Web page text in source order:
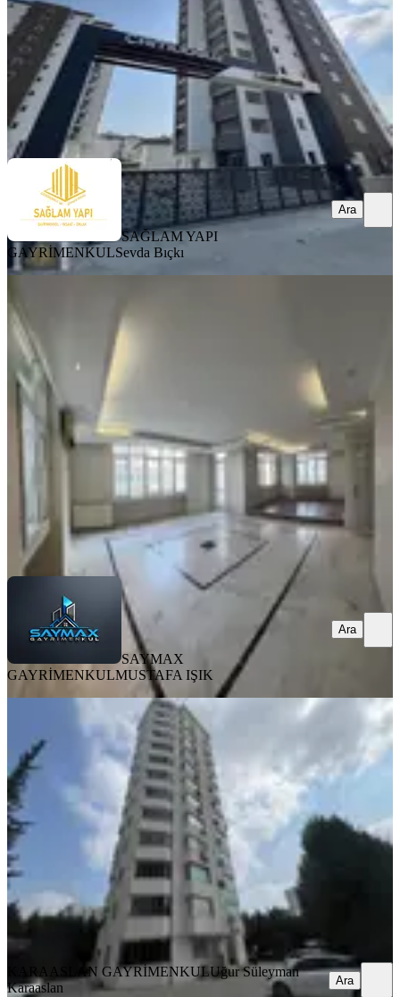
43.000 ₺
SAĞLAM YAPI GAYRİMENKULSevda Bıçkı
Ara
SAĞLAM YAPI
GAYRİMENKULSevda Bıçkı
Ara
Parkına Yakın-4+1+kilerli-doğ.ç.b
Kiralık Daire
08.08.2026
55.000 ₺
SAYMAX GAYRİMENKULMUSTAFA IŞIK
Ara
SAYMAX
GAYRİMENKULMUSTAFA IŞIK
Ara
Gürselpaşa'da/yeni Bina/3
Cephe/2+1/k.mutfak/ç.banyo/full
Eşyalı
Seyhan, Gürselpaşa Mahallesi
2+1 ·125 m² ·4. Kat· 07.08.2026
34.750 ₺
KARAASLAN GAYRİMENKUL Uğur Süleyman Karaaslan
Ara
KARAASLAN GAYRİMENKULUğur Süleyman
Karaaslan
Ara